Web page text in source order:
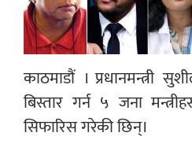
काठमाडौं । प्रधानमन्त्री
बिस्तार गर्न ५ जना
सिफारिस गरेकी छिन्।